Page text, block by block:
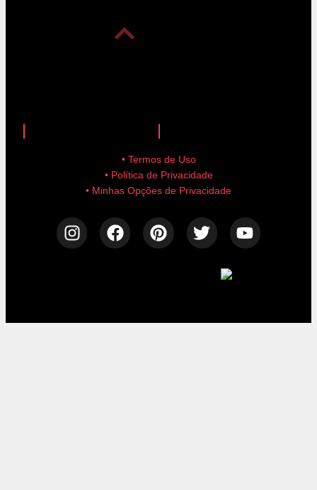
• Termos de Uso
• Política de Privacidade
• Minhas Opções de Privacidade